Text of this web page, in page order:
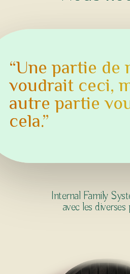
“Une partie de
voudrait ceci,
autre partie
cela.”
Internal Family
avec les